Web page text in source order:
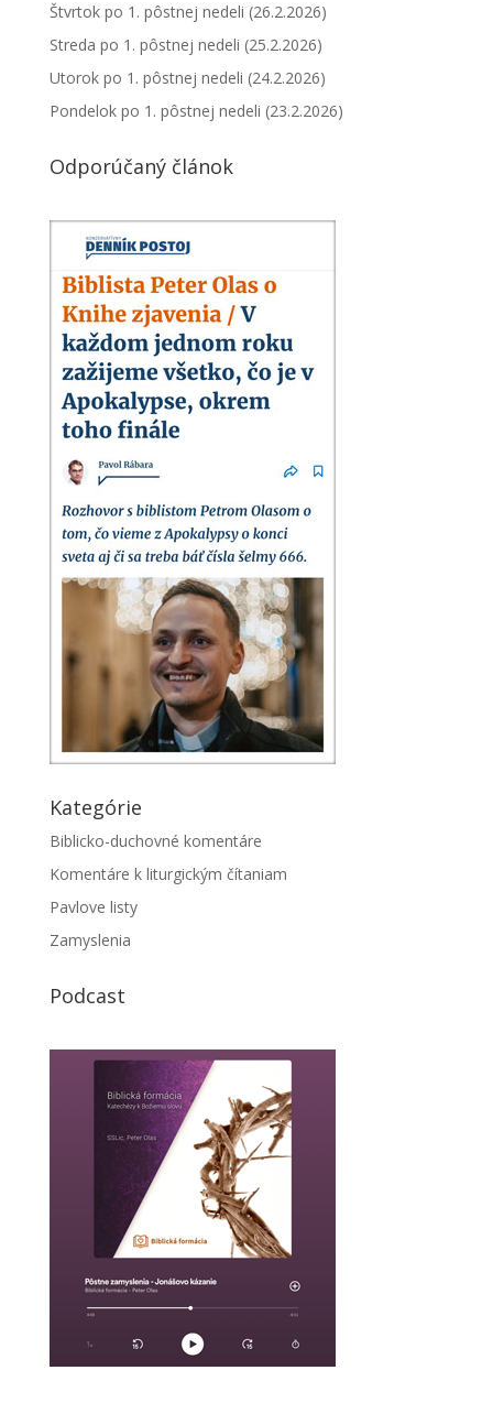
Štvrtok po 1. pôstnej nedeli (26.2.2026)
Streda po 1. pôstnej nedeli (25.2.2026)
Utorok po 1. pôstnej nedeli (24.2.2026)
Pondelok po 1. pôstnej nedeli (23.2.2026)
Odporúčaný článok
Kategórie
Biblicko-duchovné komentáre
Komentáre k liturgickým čítaniam
Pavlove listy
Zamyslenia
Podcast